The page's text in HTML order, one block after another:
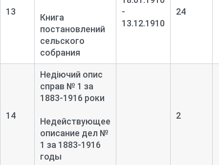
13
Книга
постановлений
сельского
собрания
-
13.12.1910
24
14
Недіючий опис
справ № 1 за
1883-1916 роки
Недействующее
описание дел №
1 за 1883-1916
годы
2